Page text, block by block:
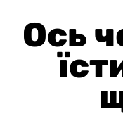
Ось